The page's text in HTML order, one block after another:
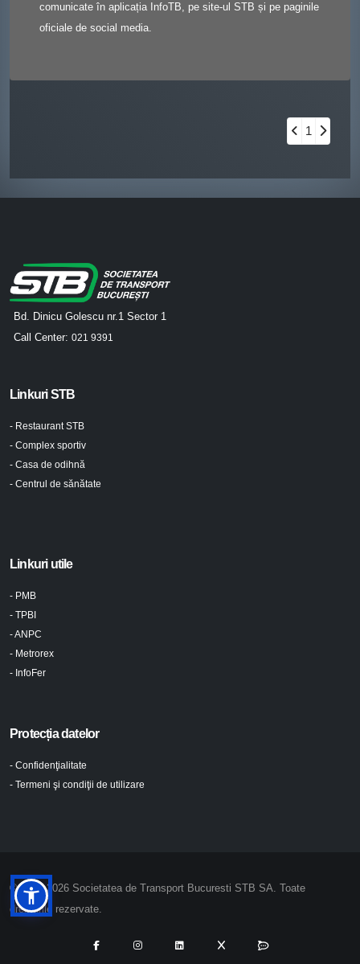
comunicate în aplicația InfoTB, pe site-ul STB și pe paginile
oficiale de social media.
1
Bd. Dinicu Golescu nr.1 Sector 1
Call Center: 021 9391
Linkuri STB
- Restaurant STB
- Complex sportiv
- Casa de odihnă
- Centrul de sănătate
Linkuri utile
- PMB
- TPBI
- ANPC
- Metrorex
- InfoFer
Protecția datelor
- Confidenţialitate
- Termeni şi condiţii de utilizare
© 2024-2026 Societatea de Transport Bucuresti STB SA. Toate
drepturile rezervate.